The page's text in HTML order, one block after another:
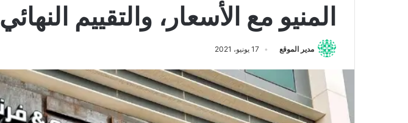
المنيو مع الأسعار، والتقييم النهائي
مدير الموقع 17 يونيو، 2021